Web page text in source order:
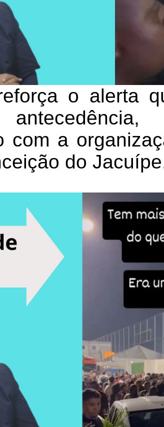
o alerta
com a
do